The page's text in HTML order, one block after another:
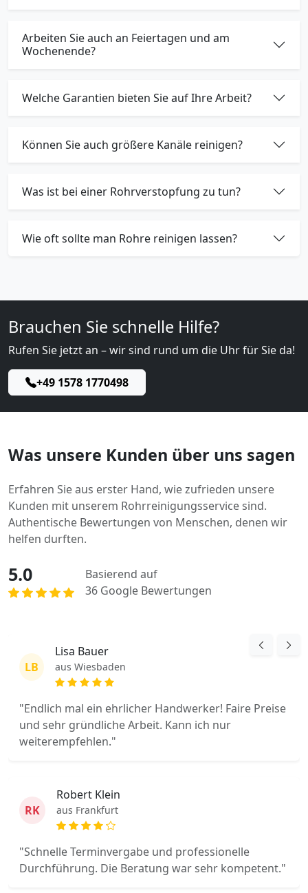
Arbeiten Sie auch an Feiertagen und am
Wochenende?
Welche Garantien bieten Sie auf Ihre Arbeit?
Können Sie auch größere Kanäle reinigen?
Was ist bei einer Rohrverstopfung zu tun?
Wie oft sollte man Rohre reinigen lassen?
Brauchen Sie schnelle Hilfe?
Rufen Sie jetzt an – wir sind rund um die Uhr für Sie da!
+49 1578 1770498
Was unsere Kunden über uns sagen
Erfahren Sie aus erster Hand, wie zufrieden unsere
Kunden mit unserem Rohrreinigungsservice sind.
Authentische Bewertungen von Menschen, denen wir
helfen durften.
5.0
Basierend auf
36 Google Bewertungen
LB
Lisa Bauer
aus Wiesbaden
"Endlich mal ein ehrlicher Handwerker! Faire Preise
und sehr gründliche Arbeit. Kann ich nur
weiterempfehlen."
RK
Robert Klein
aus Frankfurt
"Schnelle Terminvergabe und professionelle
Durchführung. Die Beratung war sehr kompetent."